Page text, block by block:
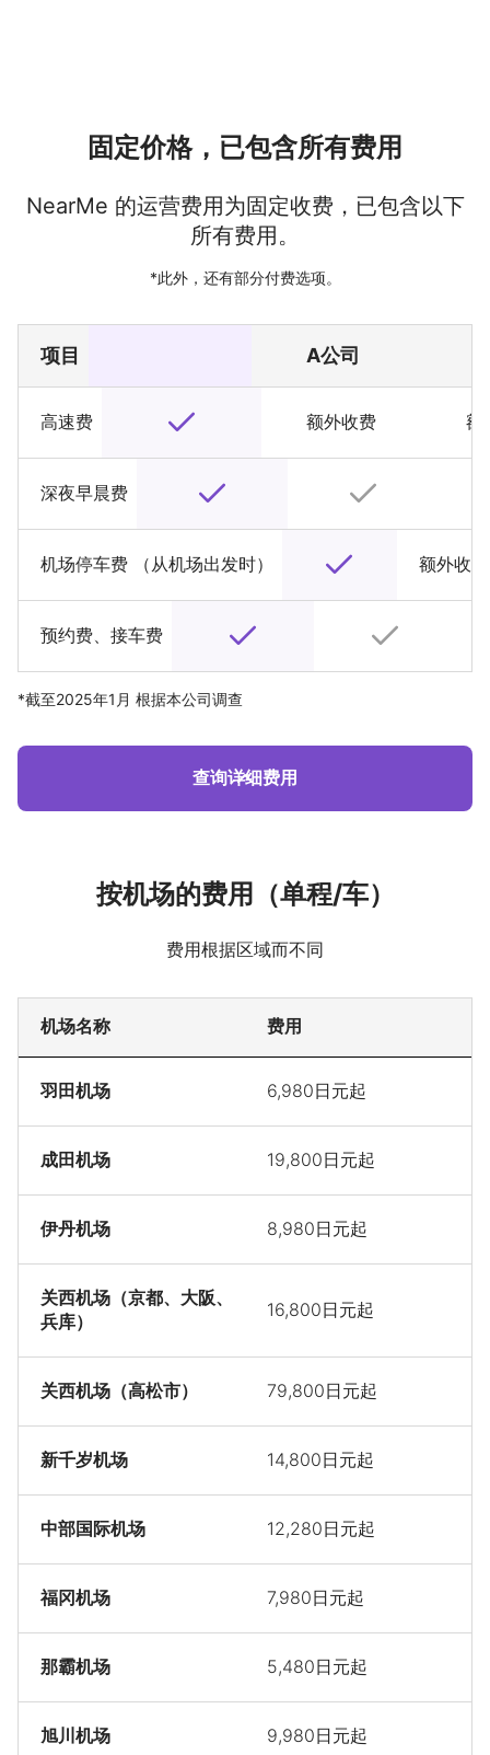
固定价格，已包含所有费用
NearMe 的运营费用为固定收费，已包含以下
所有费用。
*此外，还有部分付费选项。
项目 A公司
高速费 额外收费 额
深夜早晨费
机场停车费 （从机场出发时） 额外收费
预约费、接车费
*截至2025年1月 根据本公司调查
查询详细费用
按机场的费用（单程/车）
费用根据区域而不同
机场名称 费用
羽田机场 6,980日元起
成田机场 19,800日元起
伊丹机场 8,980日元起
关西机场（京都、大阪、
兵库）
16,800日元起
关西机场（高松市） 79,800日元起
新千岁机场 14,800日元起
中部国际机场 12,280日元起
福冈机场 7,980日元起
那霸机场 5,480日元起
旭川机场 9,980日元起